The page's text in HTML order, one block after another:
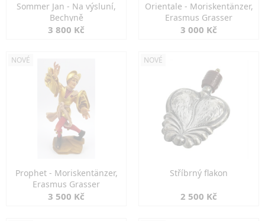
Sommer Jan - Na výsluní,
Bechyně
3 800 Kč
Orientale - Moriskentänzer,
Erasmus Grasser
3 000 Kč
NOVÉ
Prophet - Moriskentänzer,
Erasmus Grasser
3 500 Kč
NOVÉ
Stříbrný flakon
2 500 Kč